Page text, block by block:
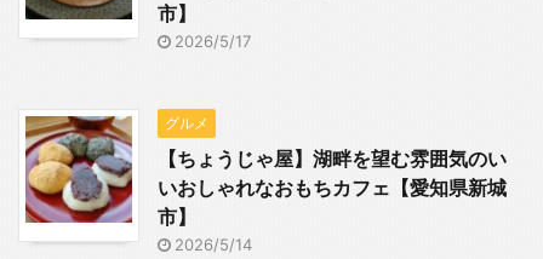
市】
2026/5/17
グルメ
【ちょうじゃ屋】湖畔を望む雰囲気のい
いおしゃれなおもちカフェ【愛知県新城
市】
2026/5/14